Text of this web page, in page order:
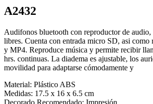
A2432
Audifonos bluetooth con reproductor de
libres. Cuenta con entrada micro SD, asi como
y MP4. Reproduce música y permite recibir
hrs. continuas. La diadema es ajustable, los
movilidad para adaptarse cómodamente y
Material: Plástico ABS
Medidas: 17.5 x 16 x 6.5 cm